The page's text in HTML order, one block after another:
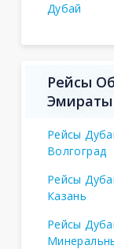
Дубай
Рейсы
Эмираты
Рейсы
Волгоград
Рейсы
Казань
Рейсы